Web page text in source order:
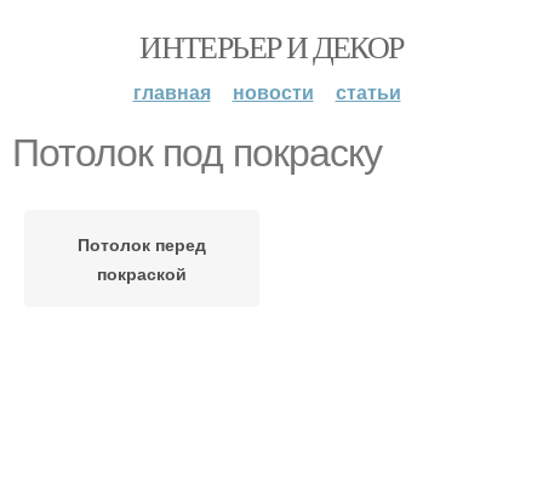
ИНТЕРЬЕР И ДЕКОР
главная новости статьи
Потолок под покраску
Потолок перед
покраской